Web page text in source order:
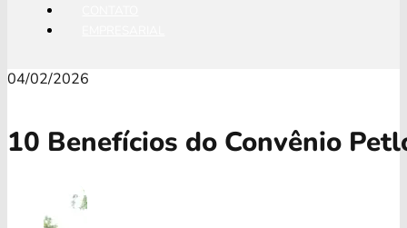
04/02/2026
10 Benefícios do Convênio